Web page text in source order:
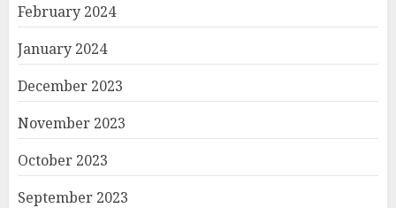
February 2024
January 2024
December 2023
November 2023
October 2023
September 2023